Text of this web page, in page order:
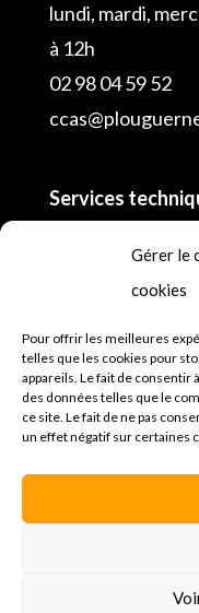
Gérer le
cookies
Pour offrir les meilleures
telles que les cookies pour
appareils. Le fait de
des données telles que le
ce site. Le fait de ne pas
un effet négatif sur certaines
lundi, mardi,
à 12h
02 98 04 59 52
Services
lundi, mardi,
à 12h30 et de
02 98 45 64 81
Mentions légales
Politique de